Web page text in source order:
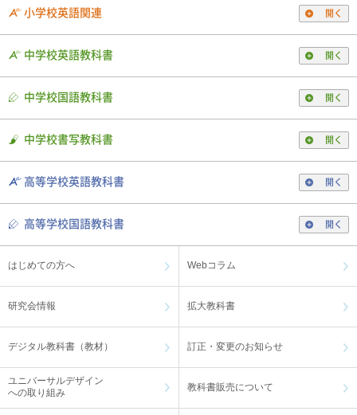
小学校英語関連 開く
中学校英語教科書 開く
中学校国語教科書 開く
中学校書写教科書 開く
高等学校英語教科書 開く
高等学校国語教科書 開く
はじめての方へ Webコラム
研究会情報 拡大教科書
デジタル教科書（教材） 訂正・変更のお知らせ
ユニバーサルデザイン
への取り組み
教科書販売について